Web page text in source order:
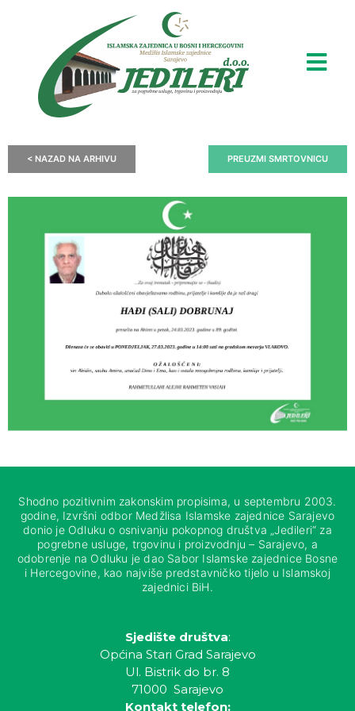
< NAZAD NA ARHIVU PREUZMI SMRTOVNICU
Shodno pozitivnim zakonskim propisima, u septembru 2003.
godine, Izvršni odbor Medžlisa Islamske zajednice Sarajevo
donio je Odluku o osnivanju pokopnog društva „Jedileri“ za
pogrebne usluge, trgovinu i proizvodnju – Sarajevo, a
odobrenje na Odluku je dao Sabor Islamske zajednice Bosne
i Hercegovine, kao najviše predstavničko tijelo u Islamskoj
zajednici BiH.
Sjedište društva:
Općina Stari Grad Sarajevo
Ul. Bistrik do br. 8
71000 Sarajevo
Kontakt telefon: